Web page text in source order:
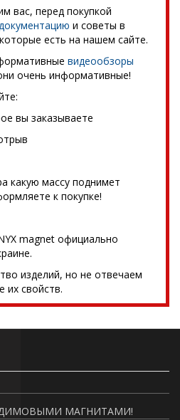
вас, перед покупкой
и советы в
есть на нашем сайте.
видеообзоры
очень информативные!
вы заказываете
какую массу поднимет
к покупке!
magnet официально
изделий, но не отвечаем
их свойств.
МАГНИТАМИ!